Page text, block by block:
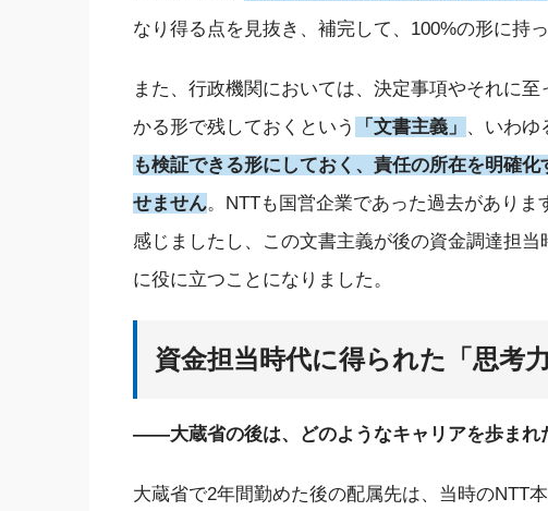
なり得る点を見抜き、補完して、100%の形に持
また、行政機関においては、決定事項やそれに
かる形で残しておくという
「文書主義」 、いわゆ
も検証できる形にしておく、責任の所在を明確
せません。NTTも国営企業であった過去があり
感じましたし、この文書主義が後の資金調達担
に役に立つことになりました。
資金担当時代に得られた「思考
――大蔵省の後は、どのようなキャリアを歩まれ
大蔵省で2年間勤めた後の配属先は、当時のNTT